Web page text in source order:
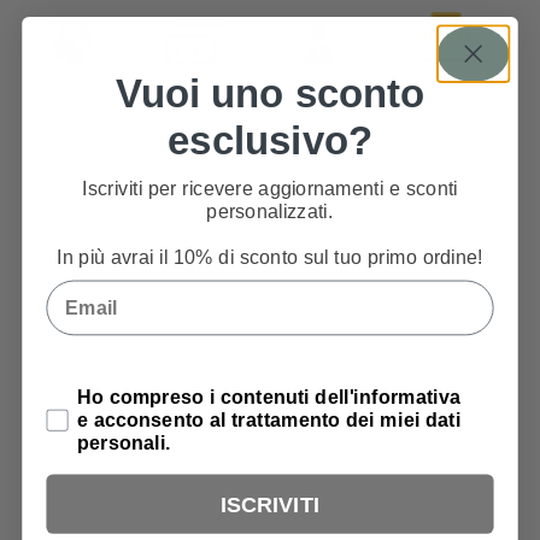
INFORMAZIONI AGGIUNTIVE
Vuoi uno sconto
esclusivo?
Iscriviti per ricevere aggiornamenti e sconti
personalizzati.
In più avrai il 10% di sconto sul tuo primo ordine!
Email
Privacy Policy
Ho compreso i contenuti dell'informativa
e acconsento al trattamento dei miei dati
personali.
ISCRIVITI